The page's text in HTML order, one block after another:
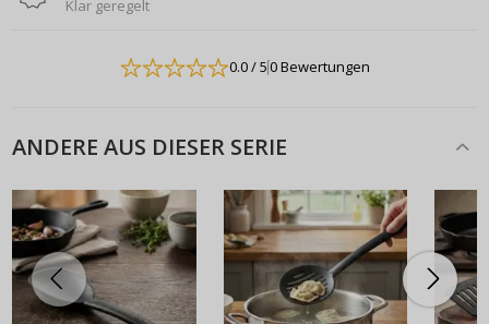
Klar geregelt
0.0/ 50 Bewertungen
ANDERE AUS DIESER SERIE